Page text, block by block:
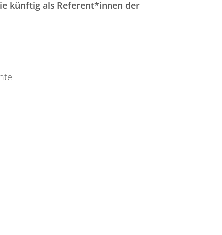
künftig als Referent*innen der